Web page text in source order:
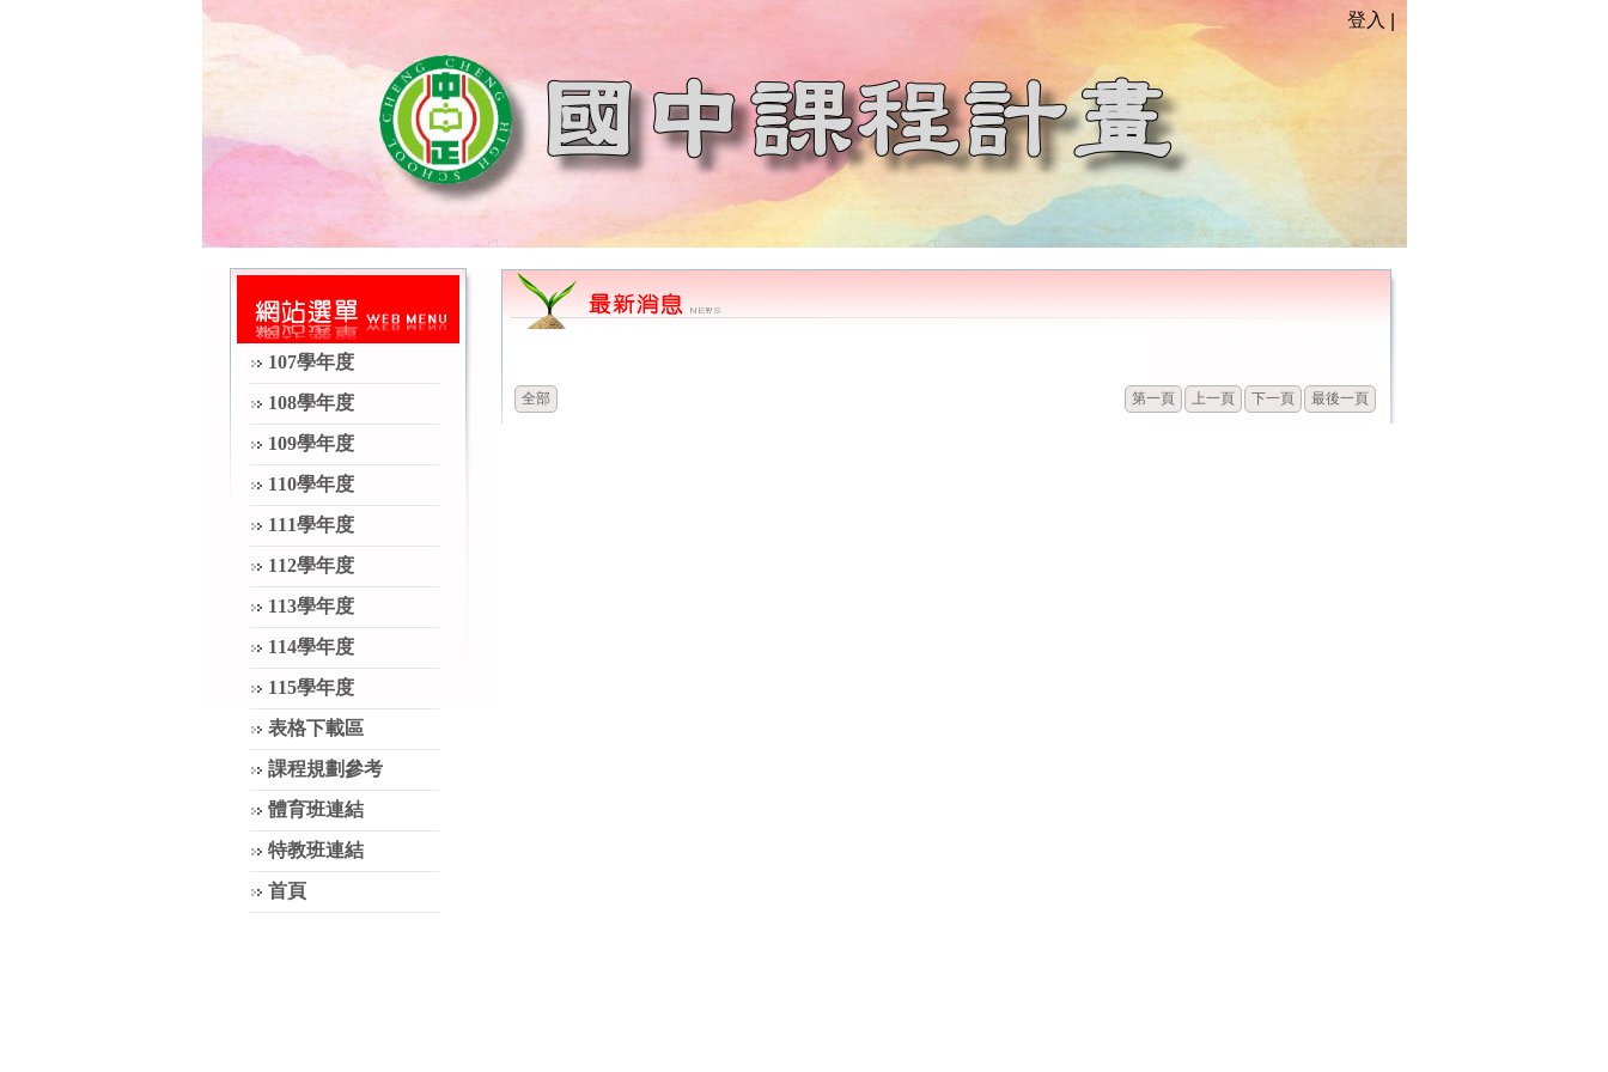
登入
107學年度
108學年度
109學年度
110學年度
111學年度
112學年度
113學年度
114學年度
115學年度
表格下載區
課程規劃參考
體育班連結
特教班連結
首頁
全部 第一頁 上一頁 下一頁 最後一頁